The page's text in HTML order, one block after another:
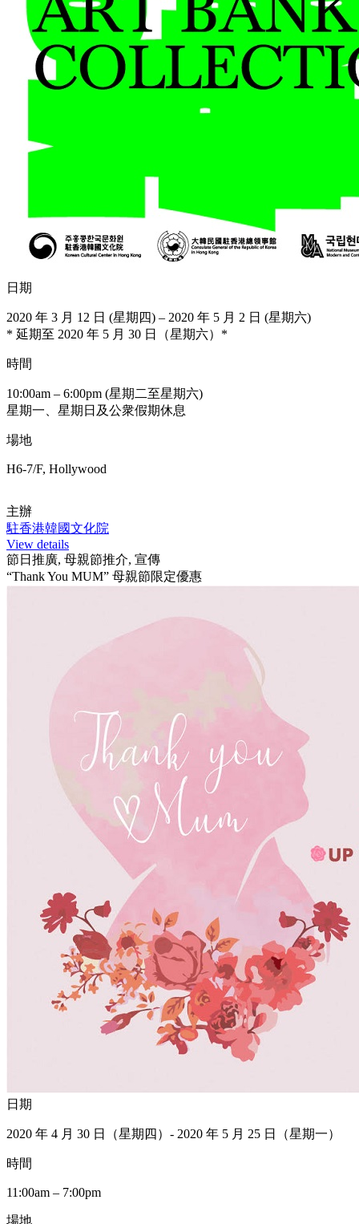
日期
2020 年 3 月 12 日 (星期四) – 2020 年 5 月 2 日 (星期六)
* 延期至 2020 年 5 月 30 日（星期六）*
時間
10:00am – 6:00pm (星期二至星期六)
星期一、星期日及公衆假期休息
場地
H6-7/F, Hollywood
主辦
駐香港韓國文化院
View details
節日推廣, 母親節推介, 宣傳
“Thank You MUM” 母親節限定優惠
日期
2020 年 4 月 30 日（星期四）- 2020 年 5 月 25 日（星期一）
時間
11:00am – 7:00pm
場地